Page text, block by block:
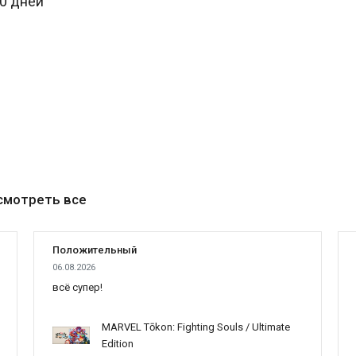
все
Положительный
06.08.2026
всё супер!
MARVEL Tōkon: Fighting Souls / Ultimate
Edition